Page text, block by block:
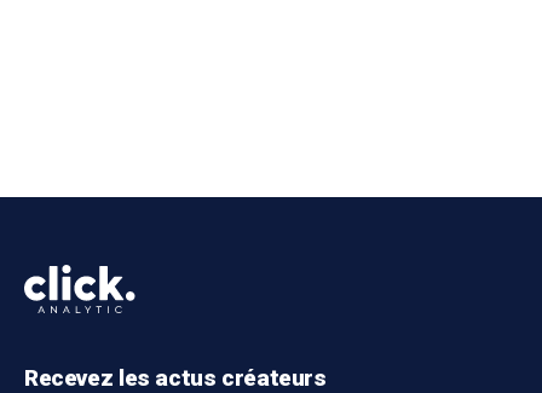
Recevez les actus créateurs